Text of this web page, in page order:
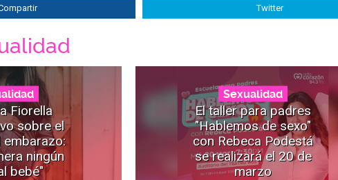
Twitter
Fiorella
sobre el
embarazo:
ningún
bebé"
Sexualidad
El taller para padres
"Hablemos de sexo"
con Rebeca Podestá
se realizará el 20 de
marzo